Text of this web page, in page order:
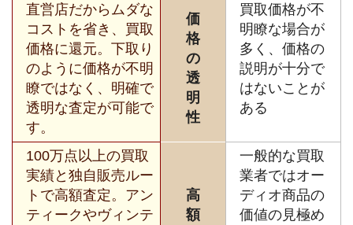
直営店だからムダな
コストを省き、買取
価格に還元。下取り
のように価格が不明
瞭ではなく、明確で
透明な査定が可能で
す。
価
格
の
透
明
性
買取価格が不
明瞭な場合が
多く、価格の
説明が十分で
はないことが
ある
100万点以上の買取
実績と独自販売ルー
トで高額査定。アン
ティークやヴィンテ
高
額
一般的な買取
業者ではオー
ディオ商品の
価値の見極め